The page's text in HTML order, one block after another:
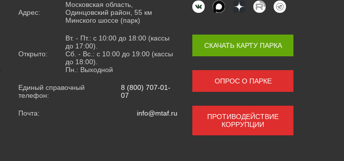
Адрес:
Московская область,
Одинцовский район, 55 км
Минского шоссе (парк)
Открыто:
Вт. - Пт.: с 10:00 до 18:00 (кассы
до 17:00).
Сб. - Вс.: с 10:00 до 19:00 (кассы
до 18:00).
Пн.: Выходной
Единый справочный
телефон:
8 (800) 707-01-
07
Почта: info@mtaf.ru
СКАЧАТЬ КАРТУ ПАРКА
ОПРОС О ПАРКЕ
ПРОТИВОДЕЙСТВИЕ
КОРРУПЦИИ